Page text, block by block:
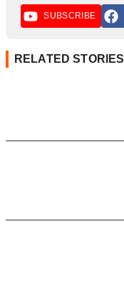
SUBSCRIBE
RELATED STORIES